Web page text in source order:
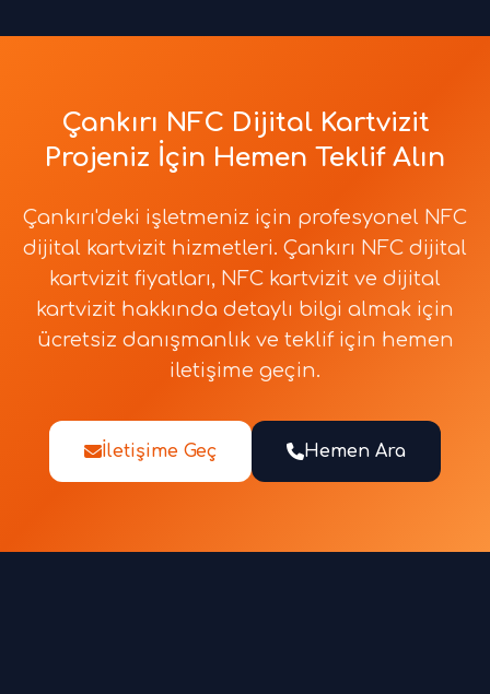
Çankırı NFC Dijital Kartvizit
Projeniz İçin Hemen Teklif Alın
Çankırı'deki işletmeniz için profesyonel NFC
dijital kartvizit hizmetleri. Çankırı NFC dijital
kartvizit fiyatları, NFC kartvizit ve dijital
kartvizit hakkında detaylı bilgi almak için
ücretsiz danışmanlık ve teklif için hemen
iletişime geçin.
İletişime Geç Hemen Ara